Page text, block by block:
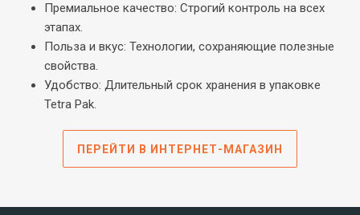
Премиальное качество: Строгий контроль на всех
этапах.
Польза и вкус: Технологии, сохраняющие полезные
свойства.
Удобство: Длительный срок хранения в упаковке
Tetra Pak.
ПЕРЕЙТИ В ИНТЕРНЕТ-МАГАЗИН